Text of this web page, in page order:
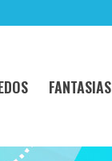
FANTASIAS